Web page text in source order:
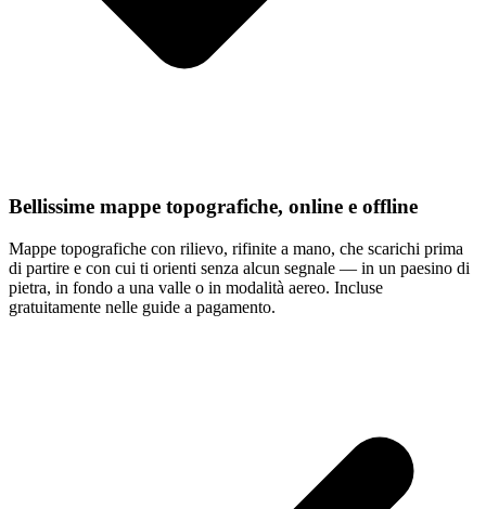
Bellissime mappe topografiche, online e offline
Mappe topografiche con rilievo, rifinite a mano, che scarichi prima
di partire e con cui ti orienti senza alcun segnale — in un paesino di
pietra, in fondo a una valle o in modalità aereo. Incluse
gratuitamente nelle guide a pagamento.